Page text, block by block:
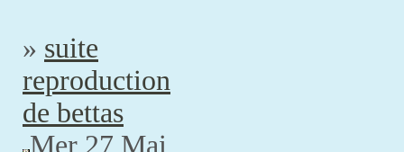
» suite
reproduction
de bettas
Mer 27 Mai